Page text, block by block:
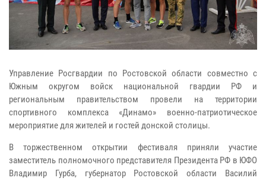
Управление Росгвардии по Ростовской области совместно с
Южным округом войск национальной гвардии РФ и
региональным правительством провели на территории
спортивного комплекса «Динамо» военно-патриотическое
мероприятие для жителей и гостей донской столицы.
В торжественном открытии фестиваля приняли участие
заместитель полномочного представителя Президента РФ в ЮФО
Владимир Гурба, губернатор Ростовской области Василий